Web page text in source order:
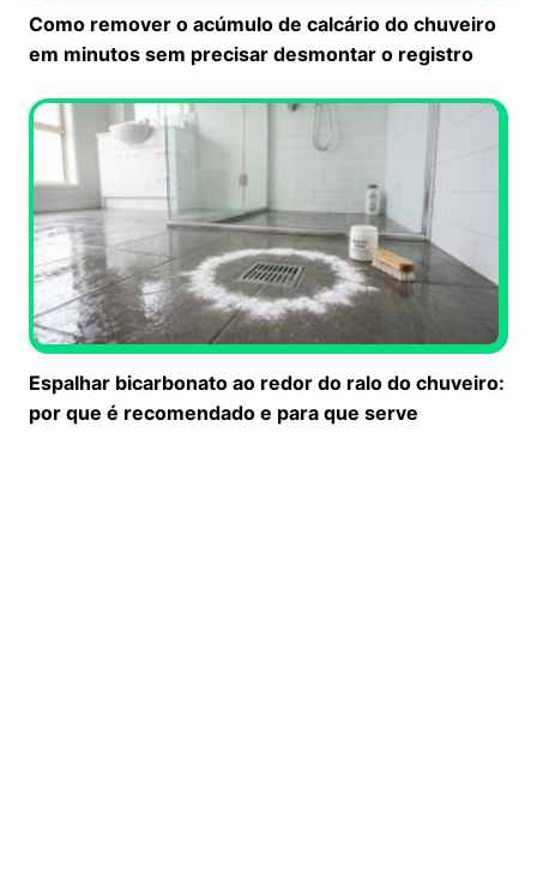
Como remover o acúmulo de calcário do chuveiro
em minutos sem precisar desmontar o registro
Espalhar bicarbonato ao redor do ralo do chuveiro:
por que é recomendado e para que serve